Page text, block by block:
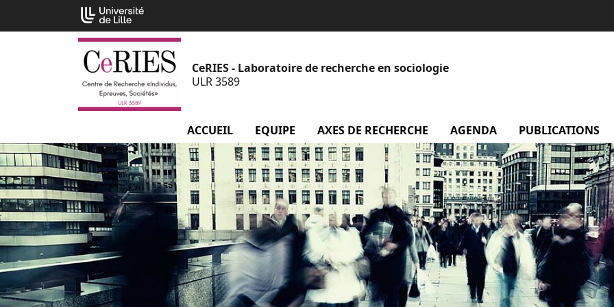
CeRIES - Laboratoire de recherche en sociologie
ULR 3589
ACCUEIL EQUIPE menu Equipe
AXES DE RECHERCHE AGENDA menu Agenda
PUBLICATIONS
Cookies management panel